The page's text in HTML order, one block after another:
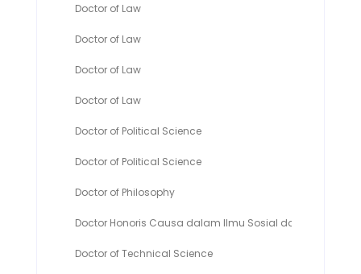
Doctor of Law
Doctor of Law
Doctor of Law
Doctor of Law
Doctor of Political Science
Doctor of Political Science
Doctor of Philosophy
Doctor Honoris Causa dalam Ilmu Sosial dan Politik
Doctor of Technical Science